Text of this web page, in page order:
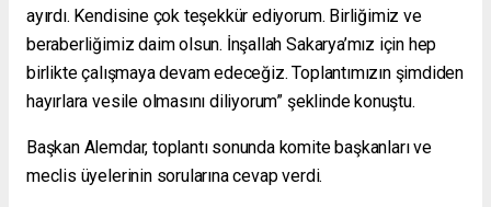
ayırdı. Kendisine çok teşekkür ediyorum. Birliğimiz ve
beraberliğimiz daim olsun. İnşallah Sakarya’mız için hep
birlikte çalışmaya devam edeceğiz. Toplantımızın şimdiden
hayırlara vesile olmasını diliyorum” şeklinde konuştu.
Başkan Alemdar, toplantı sonunda komite başkanları ve
meclis üyelerinin sorularına cevap verdi.